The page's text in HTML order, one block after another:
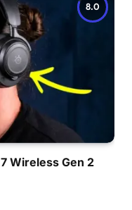
8.0
Wireless Gen 2